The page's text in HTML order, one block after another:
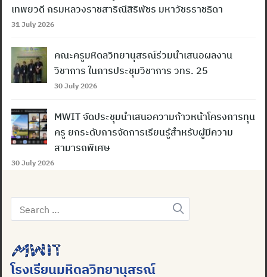
เทพยวดี กรมหลวงราชสาริณีสิริพัชร มหาวัชรราชธิดา
31 July 2026
คณะครูมหิดลวิทยานุสรณ์ร่วมนำเสนอผลงาน
วิชาการ ในการประชุมวิชาการ วทร. 25
30 July 2026
MWIT จัดประชุมนำเสนอความก้าวหน้าโครงการทุน
ครู ยกระดับการจัดการเรียนรู้สำหรับผู้มีความ
สามารถพิเศษ
30 July 2026
Search
for:
โรงเรียนมหิดลวิทยานุสรณ์